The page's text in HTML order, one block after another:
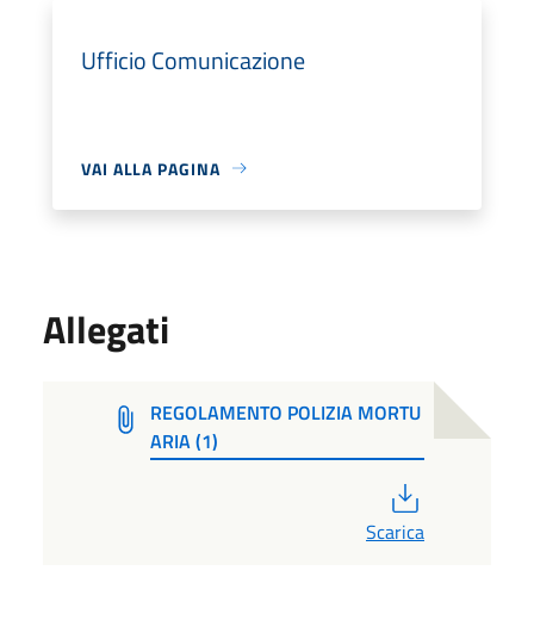
Ufficio Comunicazione
VAI ALLA PAGINA
Allegati
REGOLAMENTO POLIZIA MORTU
ARIA (1)
Scarica